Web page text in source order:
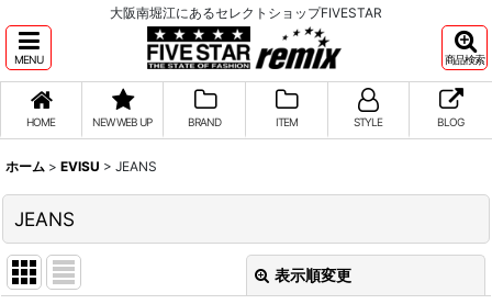
大阪南堀江にあるセレクトショップFIVESTAR
MENU 商品検索
HOME NEW WEB UP BRAND ITEM STYLE BLOG
ホーム > EVISU > JEANS
JEANS
表示順変更